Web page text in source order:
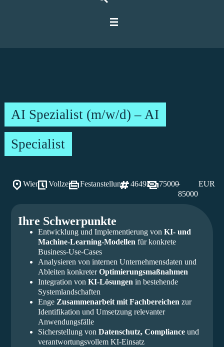
AI Spezialist (m/w/d) – AI
Specialist
Wien Vollzeit Festanstellung 46492 75000–
85000
EUR
Ihre Schwerpunkte
Entwicklung und Implementierung von KI- und
Machine-Learning-Modellen für konkrete
Business-Use-Cases
Analysieren von internen Unternehmensdaten und
Ableiten konkreterOptimierungsmaßnahmen
Integration von KI-Lösungen in bestehende
Systemlandschaften
Enge Zusammenarbeit mit Fachbereichen zur
Identifikation und Umsetzung relevanter
Anwendungsfälle
Sicherstellung von Datenschutz, Complianceund
verantwortungsvollem KI-Einsatz